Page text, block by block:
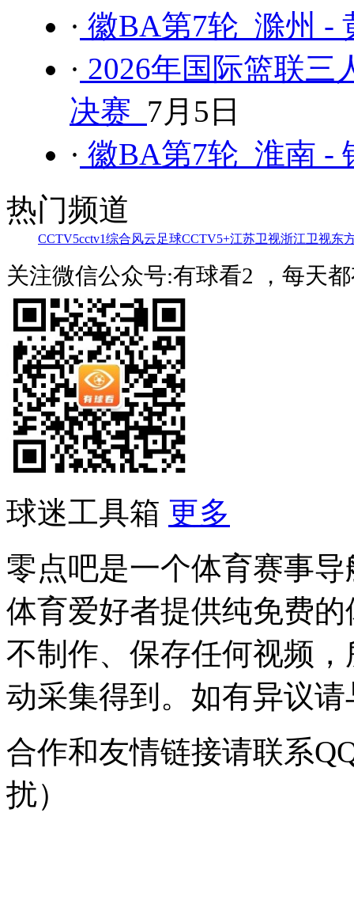
· 徽BA第7轮 滁州 -
· 2026年国际篮联三
决赛 7月5日
· 徽BA第7轮 淮南 -
热门频道
CCTV5cctv1综合风云足球CCTV5+江苏卫视浙江卫视东
关注微信公众号:有球看2 ，每天
球迷工具箱 更多
零点吧是一个体育赛事
体育爱好者提供纯免费
不制作、保存任何视频
动采集得到。如有异议
合作和友情链接请联系
扰）